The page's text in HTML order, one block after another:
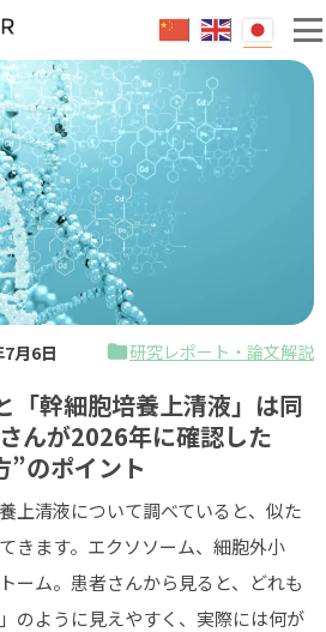
月6日 研究レポート・論文解説
「幹細胞培養上清液」は同
んが2026年に確認した
”のポイント
上清液について調べていると、似た
きます。エクソソーム、細胞外小
ーム。患者さんから見ると、どれも
のように見えやすく、実際には何が